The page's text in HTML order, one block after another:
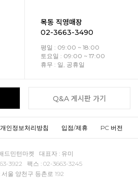
목동 직영매장
02-3663-3490
평일 : 09:00 ~ 18:00
토요일 : 09:00 ~ 17:00
휴무 : 일, 공휴일
Q&A 게시판 가기
개인정보처리방침 입점/제휴 PC 버전
드민턴마켓 대표자 : 유미
3922 팩스 : 02-3663-3245
서울 양천구 등촌로 192